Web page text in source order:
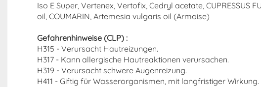
Iso E Super, Vertenex, Vertofix, Cedryl acetate, CUPRESSUS
oil, COUMARIN, Artemesia vulgaris oil (Armoise)
Gefahrenhinweise (CLP) :
H315 - Verursacht Hautreizungen.
H317 - Kann allergische Hautreaktionen verursachen.
H319 - Verursacht schwere Augenreizung.
H411 - Giftig für Wasserorganismen, mit langfristiger Wirkung.